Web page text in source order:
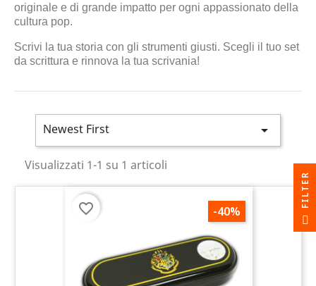
originale e di grande impatto per ogni appassionato della
cultura pop.
Scrivi la tua storia con gli strumenti giusti. Scegli il tuo set
da scrittura e rinnova la tua scrivania!
Newest First 
Visualizzati 1-1 su 1 articoli
-40%
favorite_border
R